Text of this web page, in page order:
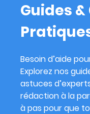
Guides
Besoin d’aide
Explorez nos
astuces
rédaction à la
à pas pour que